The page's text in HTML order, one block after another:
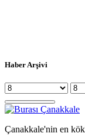
Haber Arşivi
Çanakkale'nin en